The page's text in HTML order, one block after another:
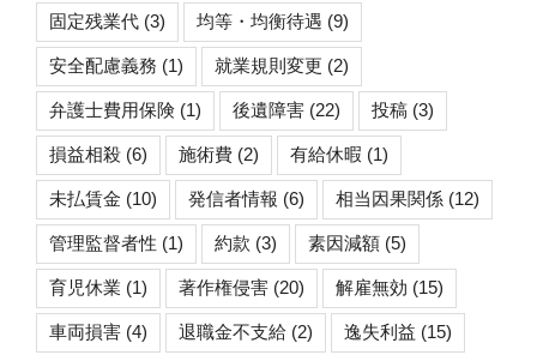
固定残業代 (3) 均等・均衡待遇 (9)
安全配慮義務 (1) 就業規則変更 (2)
弁護士費用保険 (1) 後遺障害 (22) 投稿 (3)
損益相殺 (6) 施術費 (2) 有給休暇 (1)
未払賃金 (10) 発信者情報 (6) 相当因果関係 (12)
管理監督者性 (1) 約款 (3) 素因減額 (5)
育児休業 (1) 著作権侵害 (20) 解雇無効 (15)
車両損害 (4) 退職金不支給 (2) 逸失利益 (15)